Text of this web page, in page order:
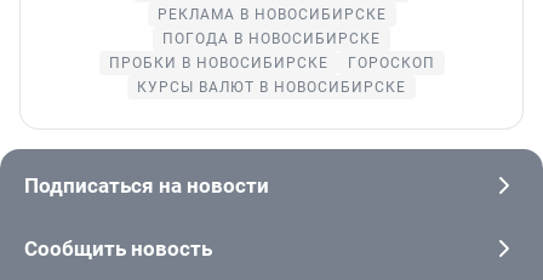
РЕКЛАМА В НОВОСИБИРСКЕ
ПОГОДА В НОВОСИБИРСКЕ
ПРОБКИ В НОВОСИБИРСКЕ
ГОРОСКОП
КУРСЫ ВАЛЮТ В НОВОСИБИРСКЕ
Подписаться на новости
Сообщить новость